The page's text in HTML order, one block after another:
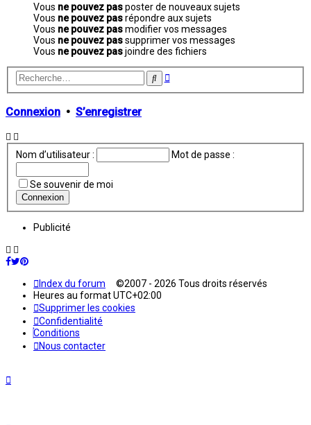
Vous ne pouvez pasposter de nouveaux sujets
Vous ne pouvez pasrépondre aux sujets
Vous ne pouvez pasmodifier vos messages
Vous ne pouvez passupprimer vos messages
Vous ne pouvez pasjoindre des fichiers
Rechercher
Recherche
Connexion • S’enregistrer
Nom d’utilisateur : Mot de passe :
Se souvenir de moi
Publicité
Index du forum ©2007 - 2026 Tous droits réservés
Heures au formatUTC+02:00
Supprimer les cookies
Confidentialité
Conditions
Nous contacter